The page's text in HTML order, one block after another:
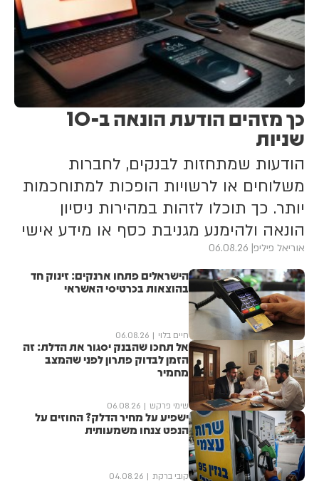
כך מזהים הודעת הונאה ב-10
שניות
הודעות שמתחזות לבנקים, לחברות
משלוחים או לרשויות הופכות למתוחכמות
יותר. כך תוכלו לזהות במהירות ניסיון
הונאה ולהימנע מגניבת כסף או מידע אישי
אוריאל פיליפ 06.08.26
הישראלים פתחו ארנקים: זינוק חד
בהוצאות בכרטיסי האשראי
חיים בלוי 06.08.26
אל תחכו שהבנק יסגור את הדלת: זה
הזמן לבדוק פתרון לפני שהמצב
מחמיר
שימי פרקש 06.08.26
ישפיע על מחיר הדלק? החוזים על
הנפט צנחו משמעותית
קובי ברקת 04.08.26